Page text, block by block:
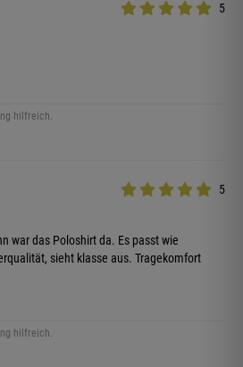
5
hilfreich.
5
war das Poloshirt da. Es passt wie
sieht klasse aus. Tragekomfort
hilfreich.